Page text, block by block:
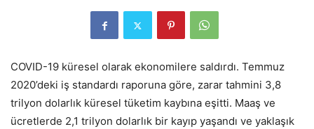
COVID-19 küresel olarak ekonomilere saldırdı. Temmuz
2020’deki iş standardı raporuna göre, zarar tahmini 3,8
trilyon dolarlık küresel tüketim kaybına eşitti. Maaş ve
ücretlerde 2,1 trilyon dolarlık bir kayıp yaşandı ve yaklaşık